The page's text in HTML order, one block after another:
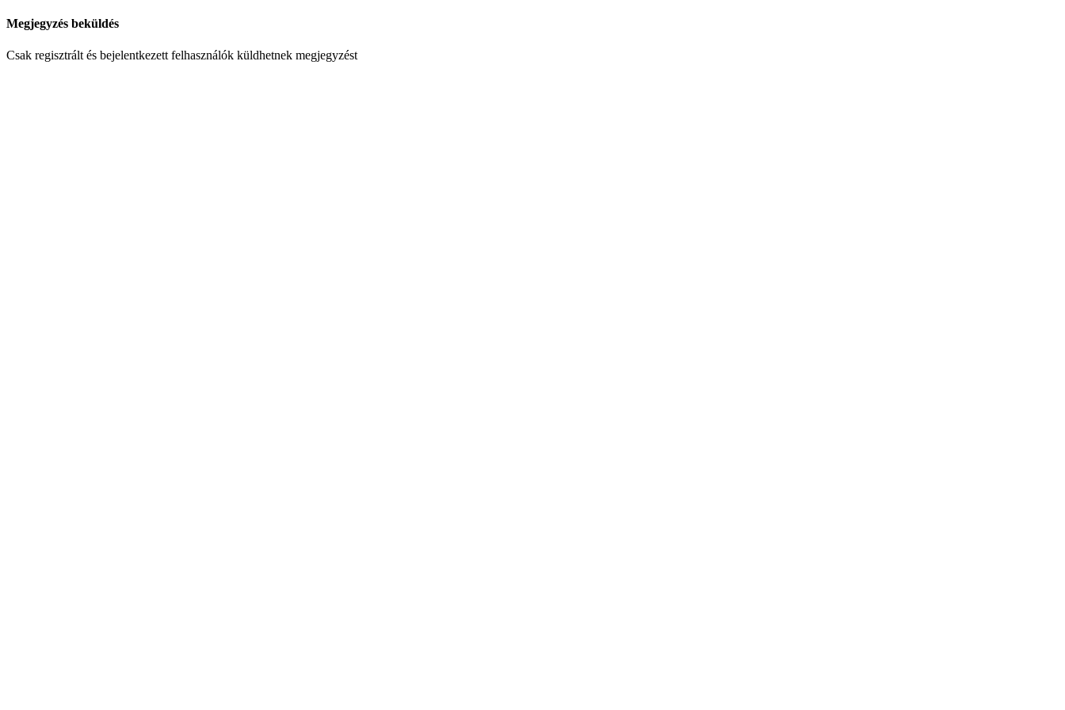
Megjegyzés beküldés
Csak regisztrált és bejelentkezett felhasználók küldhetnek megjegyzést